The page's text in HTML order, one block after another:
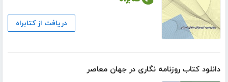
دریافت از کتابراه
دانلود کتاب روزنامه نگاری در جهان معاصر